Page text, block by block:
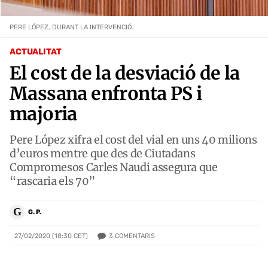
ACTUALITAT
El cost de la desviació de la
Massana enfronta PS i
majoria
Pere López xifra el cost del vial en uns 40 milions
d’euros mentre que des de Ciutadans
Compromesos Carles Naudi assegura que
“rascaria els 70”
G G. P.
27/02/2020 (18:30 CET) 3 COMENTARIS
PERE LÓPEZ, DURANT LA INTERVENCIÓ.